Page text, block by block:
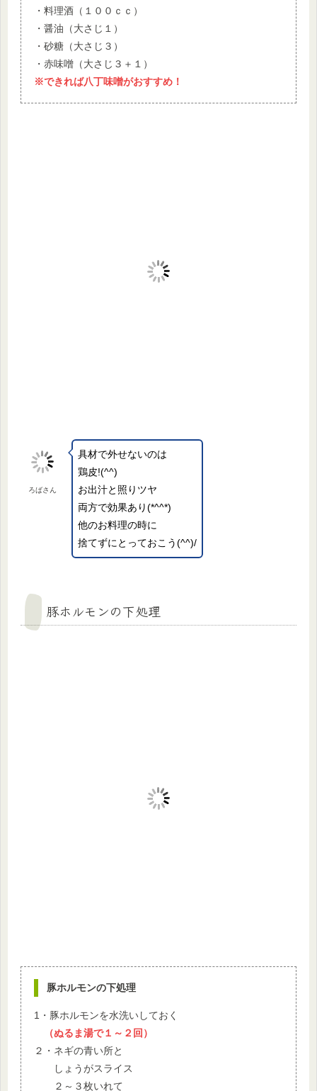
・料理酒（１００ｃｃ）
・醤油（大さじ１）
・砂糖（大さじ３）
・赤味噌（大さじ３＋１）
※できれば八丁味噌がおすすめ！
ろばさん
具材で外せないのは
鶏皮!(^^)
お出汁と照りツヤ
両方で効果あり(*^^*)
他のお料理の時に
捨てずにとっておこう(^^)/
豚ホルモンの下処理
豚ホルモンの下処理
1・豚ホルモンを水洗いしておく
（ぬるま湯で１～２回）
２・ネギの青い所と
しょうがスライス
２～３枚いれて